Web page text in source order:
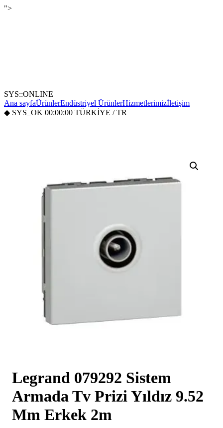
">
SYS::ONLINE
Ana sayfaÜrünlerEndüstriyel ÜrünlerHizmetlerimizİletişim
◆ SYS_OK 00:00:00 TÜRKİYE / TR
Legrand 079292 Sistem
Armada Tv Prizi Yıldız 9.52
Mm Erkek 2m